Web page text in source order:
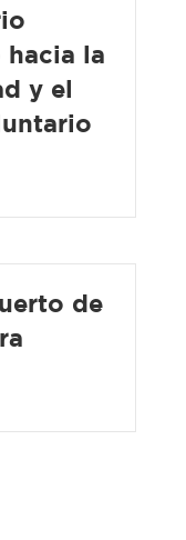
hacia la
y el
de